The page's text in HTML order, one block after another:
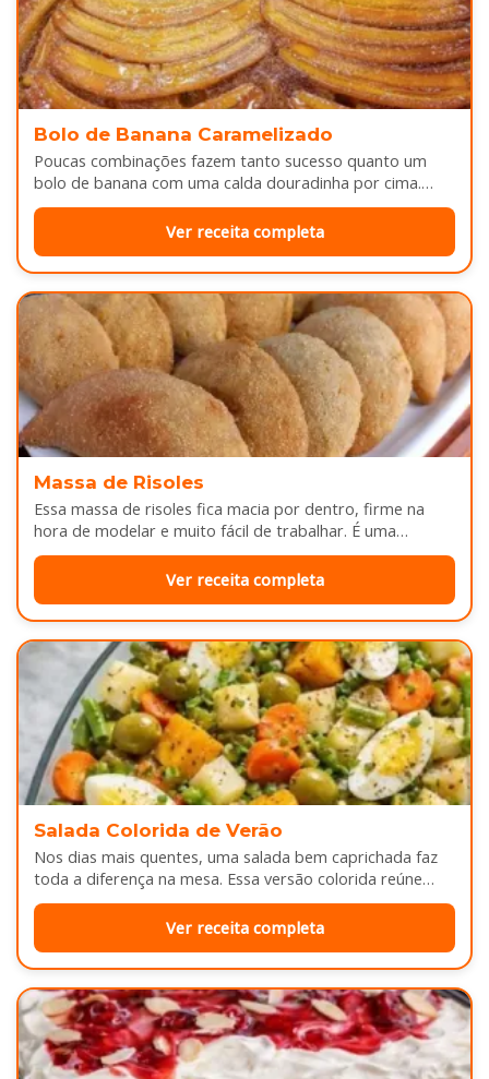
Bolo de Banana Caramelizado
Poucas combinações fazem tanto sucesso quanto um
bolo de banana com uma calda douradinha por cima.
Enquanto assa, aquele cheirinho…
Ver receita completa
Massa de Risoles
Essa massa de risoles fica macia por dentro, firme na
hora de modelar e muito fácil de trabalhar. É uma…
Ver receita completa
Salada Colorida de Verão
Nos dias mais quentes, uma salada bem caprichada faz
toda a diferença na mesa. Essa versão colorida reúne
legumes cozidos…
Ver receita completa